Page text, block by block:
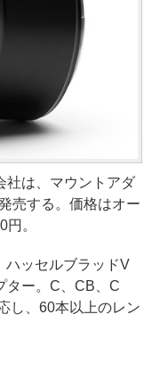
社は、マウントアダ
売する。価格はオー
。
ハッセルブラッドV
ター。C、CB、C
し、60本以上のレン